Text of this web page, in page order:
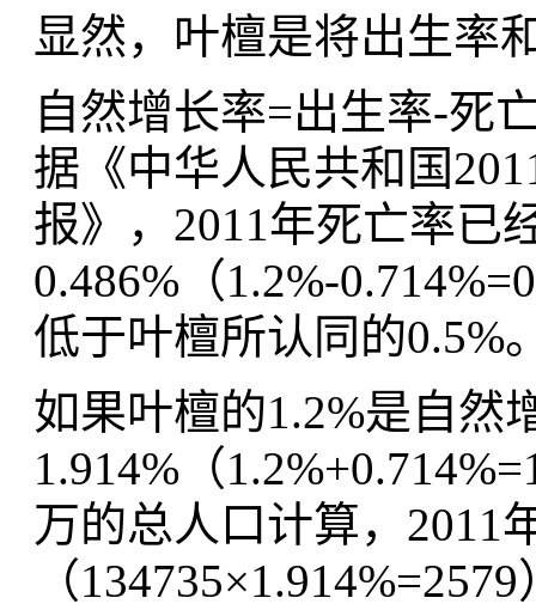
显然，叶檀是将出生率
自然增长率=出生率-死
据《中华人民共和国
报》，2011年死亡率已
0.486%（1.2%-
低于叶檀所认同的0.5%
如果叶檀的1.2%是自然
1.914%（
万的总人口计算，2011
（